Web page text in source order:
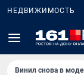
НЕДВИЖИМОСТЬ
Винил снова в моде